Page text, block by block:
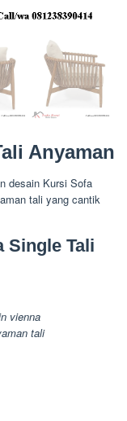
Anyaman
desain Kursi Sofa
tali yang cantik
Single Tali
vienna
tali